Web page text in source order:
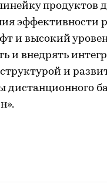
продуктов
эффективности
и высокий
и внедрять
и
дистанционного